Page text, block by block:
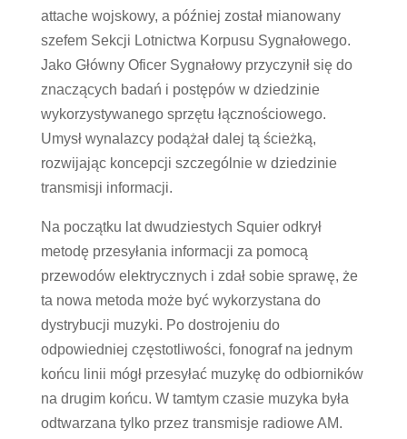
attache wojskowy, a później został mianowany
szefem Sekcji Lotnictwa Korpusu Sygnałowego.
Jako Główny Oficer Sygnałowy przyczynił się do
znaczących badań i postępów w dziedzinie
wykorzystywanego sprzętu łącznościowego.
Umysł wynalazcy podążał dalej tą ścieżką,
rozwijając koncepcji szczególnie w dziedzinie
transmisji informacji.
Na początku lat dwudziestych Squier odkrył
metodę przesyłania informacji za pomocą
przewodów elektrycznych i zdał sobie sprawę, że
ta nowa metoda może być wykorzystana do
dystrybucji muzyki. Po dostrojeniu do
odpowiedniej częstotliwości, fonograf na jednym
końcu linii mógł przesyłać muzykę do odbiorników
na drugim końcu. W tamtym czasie muzyka była
odtwarzana tylko przez transmisje radiowe AM.